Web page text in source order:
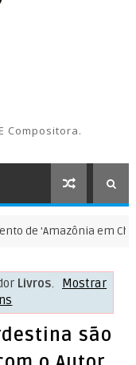
Compositora.
em Chamas' na
Livros.
Mostrar
são